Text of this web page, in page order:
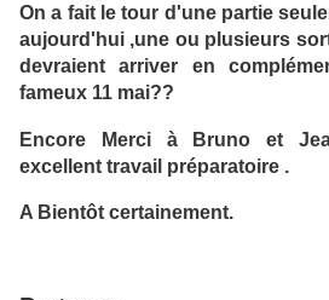
On a fait le tour d'une partie
aujourd'hui ,une ou plusieurs
devraient arriver en
fameux 11 mai??
Encore Merci à Bruno et
excellent travail préparatoire .
A Bientôt certainement.